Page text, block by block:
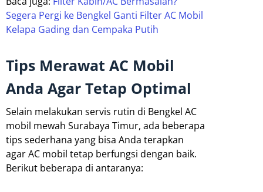
Segera Pergi ke Bengkel Ganti Filter AC Mobil
Kelapa Gading dan Cempaka Putih
Tips Merawat AC Mobil
Anda Agar Tetap Optimal
Selain melakukan servis rutin di Bengkel AC
mobil mewah Surabaya Timur, ada beberapa
tips sederhana yang bisa Anda terapkan
agar AC mobil tetap berfungsi dengan baik.
Berikut beberapa di antaranya: